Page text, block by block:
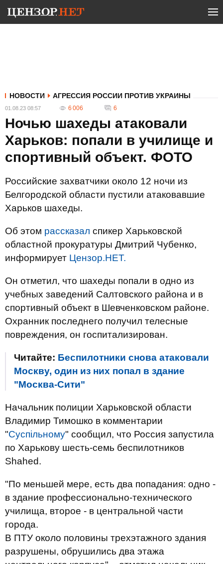
НОВОСТИ АГРЕССИЯ РОССИИ ПРОТИВ УКРАИНЫ
01.08.23 08:57 6 006 6
Ночью шахеды атаковали
Харьков: попали в училище и
спортивный объект. ФОТО
Российские захватчики около 12 ночи из
Белгородской области пустили атаковавшие
Харьков шахеды.
Об этом рассказал спикер Харьковской
областной прокуратуры Дмитрий Чубенко,
информирует Цензор.НЕТ.
Он отметил, что шахеды попали в одно из
учебных заведений Салтовского района и в
спортивный объект в Шевченковском районе.
Охранник последнего получил телесные
повреждения, он госпитализирован.
Читайте: Беспилотники снова атаковали
Москву, один из них попал в здание
"Москва-Сити"
Начальник полиции Харьковской области
Владимир Тимошко в комментарии
"Суспільному" сообщил, что Россия запустила
по Харькову шесть-семь беспилотников
Shahed.
"По меньшей мере, есть два попадания: одно -
в здание профессионально-технического
училища, второе - в центральной части
города.
В ПТУ около половины трехэтажного здания
разрушены, обрушились два этажа